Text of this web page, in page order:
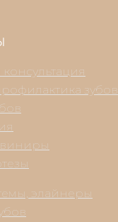
зубов
элайнеры